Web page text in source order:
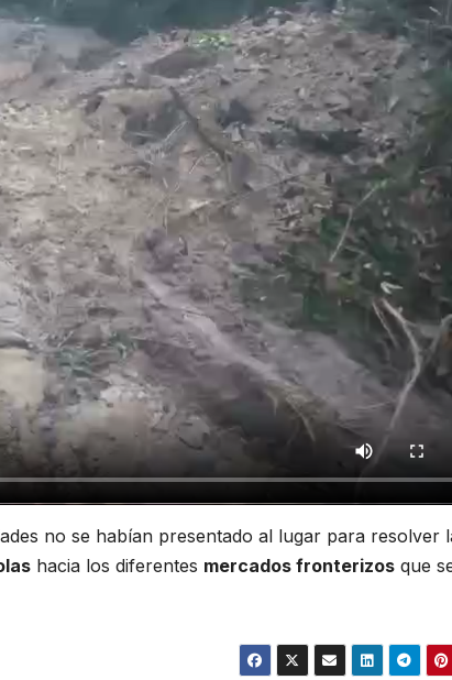
no se habían presentado al lugar para resolver
hacia los diferentes mercados fronterizos que